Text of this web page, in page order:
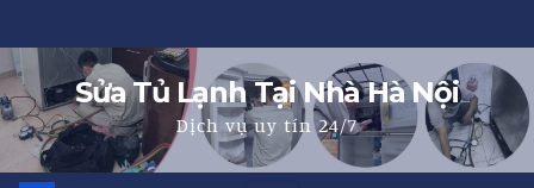
to
content
Sửa Tủ Lạnh Tại Nhà Hà Nội
Dịch vụ uy tín 24/7